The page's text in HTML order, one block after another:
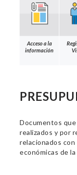
Acceso a la
información
Documentos
realizados y por
relacionados
económicas de